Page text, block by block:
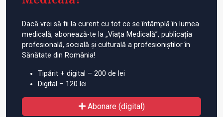
Dacă vrei să fii la curent cu tot ce se întâmplă în lumea
medicală, abonează-te la „Viața Medicală”, publicația
profesională, socială și culturală a profesioniștilor în
Sănătate din România!
Tipărit + digital – 200 de lei
Digital – 120 lei
Abonare (digital)